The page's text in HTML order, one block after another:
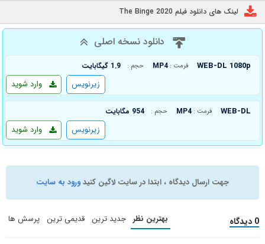
لینک های دانلود فیلم The Binge 2020
دانلود نسخه اصلی
WEB-DL 1080p فرمت : MP4 حجم : 1.9 گیگابایت
وارد شوید زیرنویس
WEB-DL فرمت : MP4 حجم : 954 مگابایت
وارد شوید زیرنویس
جهت ارسال دیدگاه ، ابتدا در سایت لاگین کنیدورود به سایت
0 دیدگاه بهترین نظر جدید ترین قدیمی ترین پرسش ها